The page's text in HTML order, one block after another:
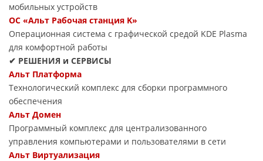
мобильных устройств
ОС «Альт Рабочая станция K»
Операционная система с графической средой KDE Plasma
для комфортной работы
✔ РЕШЕНИЯ и СЕРВИСЫ
Альт Платформа
Технологический комплекс для сборки программного
обеспечения
Альт Домен
Программный комплекс для централизованного
управления компьютерами и пользователями в сети
Альт Виртуализация